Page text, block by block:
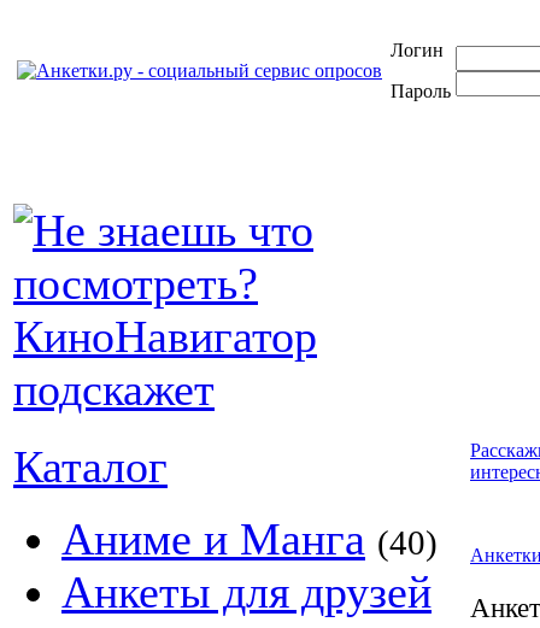
Логин
Пароль
Каталог
Аниме и Манга (40)
Анкеты для друзей